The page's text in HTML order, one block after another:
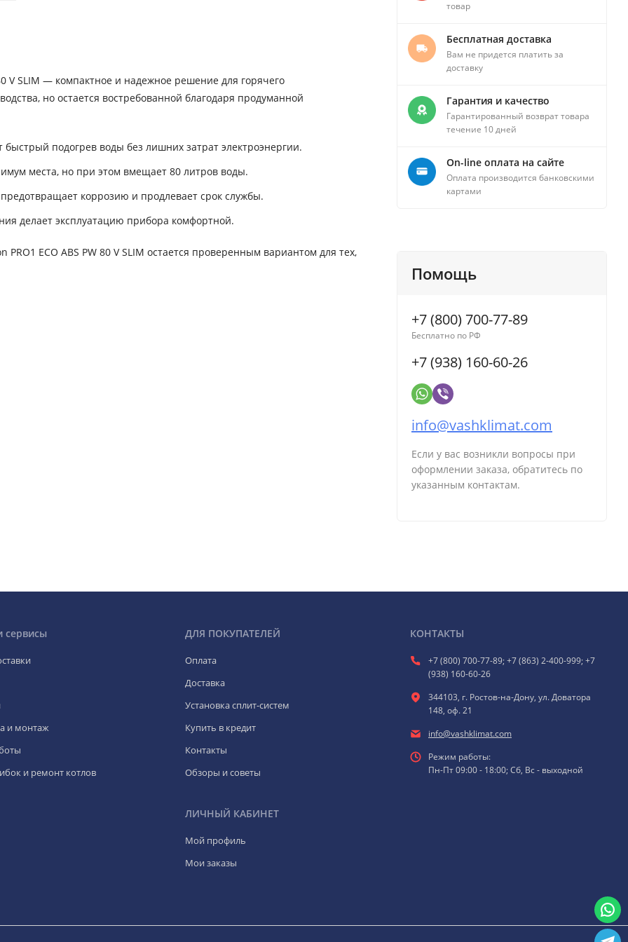
V SLIM — компактное и надежное решение для горячего
но остается востребованной благодаря продуманной
подогрев воды без лишних затрат электроэнергии.
места, но при этом вмещает 80 литров воды.
коррозию и продлевает срок службы.
делает эксплуатацию прибора комфортной.
ECO ABS PW 80 V SLIM остается проверенным вариантом для тех,
товар
Бесплатная доставка
Вам не придется платить за
доставку
Гарантия и качество
Гарантированный возврат товара
течение 10 дней
On-line оплата на сайте
Оплата производится банковскими
картами
Помощь
+7 (800) 700-77-89
Бесплатно по РФ
+7 (938) 160-60-26
info@vashklimat.com
Если у вас возникли вопросы при
оформлении заказа, обратитесь по
указанным контактам.
сервисы
и монтаж
и ремонт котлов
ДЛЯ ПОКУПАТЕЛЕЙ
Оплата
Доставка
Установка сплит-систем
Купить в кредит
Контакты
Обзоры и советы
ЛИЧНЫЙ КАБИНЕТ
Мой профиль
Мои заказы
КОНТАКТЫ
+7 (800) 700-77-89; +7 (863) 2-400-999; +7
(938) 160-60-26
344103, г. Ростов-на-Дону, ул. Доватора
148, оф. 21
info@vashklimat.com
Режим работы:
Пн-Пт 09:00 - 18:00; Сб, Вс - выходной